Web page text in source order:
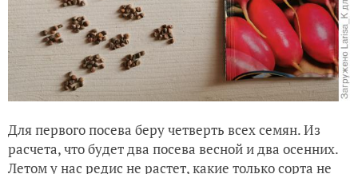
Для первого посева беру четверть всех семян. Из
расчета, что будет два посева весной и два осенних.
Летом у нас редис не растет, какие только сорта не